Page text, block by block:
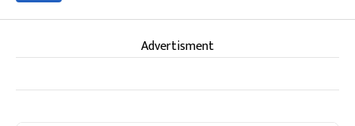
Advertisment